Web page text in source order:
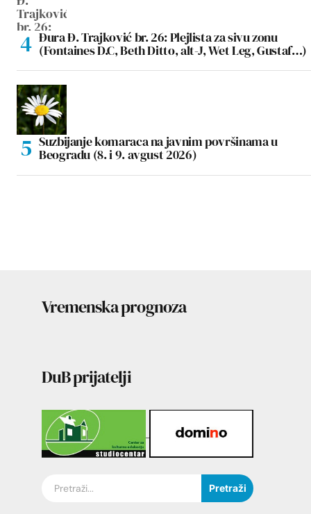
Đura Đ. Trajković br. 26: Plejlista za sivu zonu
(Fontaines D.C, Beth Ditto, alt-J, Wet Leg, Gustaf…)
Suzbijanje komaraca na javnim površinama u
Beogradu (8. i 9. avgust 2026)
Vremenska prognoza
DuB prijatelji
Pretraži